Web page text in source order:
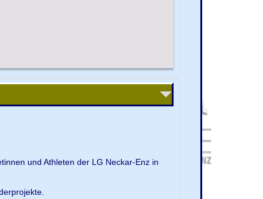
und Athleten der LG Neckar-Enz in